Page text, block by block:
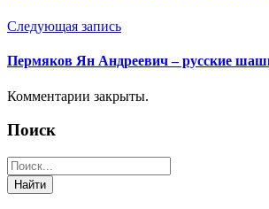
Следующая запись
Пермяков Ян Андреевич – русские
Комментарии закрыты.
Поиск